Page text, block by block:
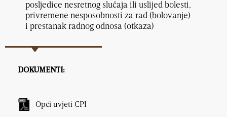
posljedice nesretnog slučaja ili uslijed bolesti,
privremene nesposobnosti za rad (bolovanje)
i prestanak radnog odnosa (otkaza)
DOKUMENTI:
Opći uvjeti CPI